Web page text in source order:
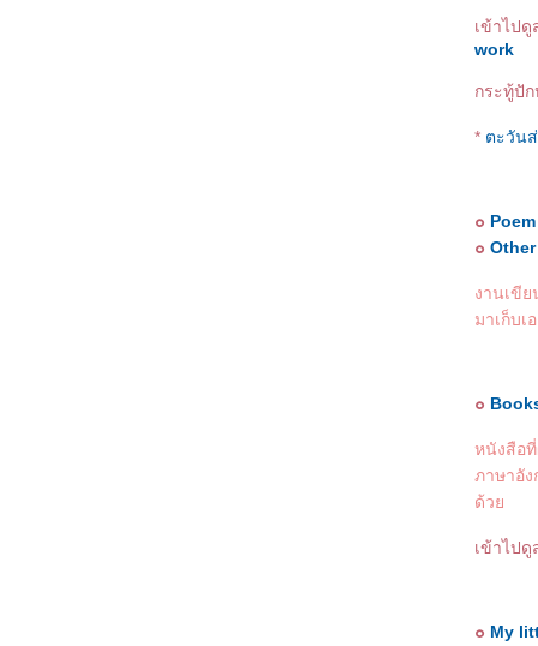
เข้าไป
work
กระทู้ปั
* ตะวันส่
๐ Poem
๐
งานเขีย
มาเก็บเ
๐
หนังสือ
ภาษาอั
ด้ว
เข้าไป
๐ My